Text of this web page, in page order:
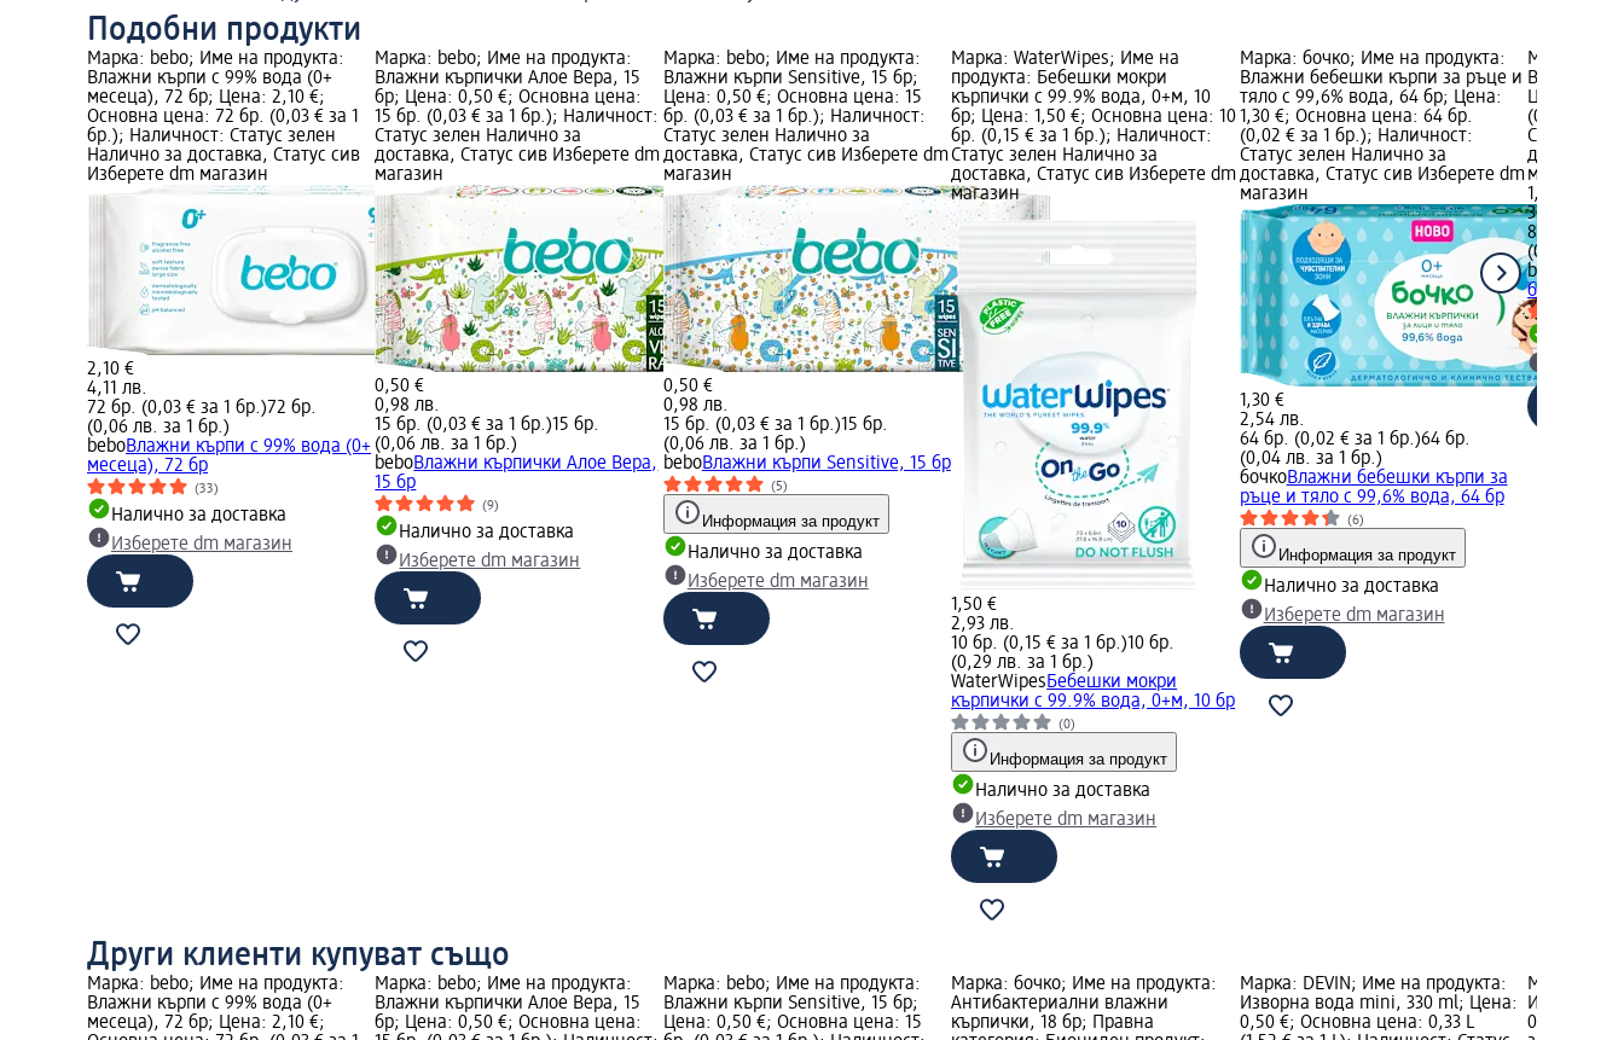
Подобни продукти
Марка: bebo; Име на продукта:
Влажни кърпи с 99% вода (0+
месеца), 72 бр; Цена: 2,10 €;
Основна цена: 72 бр. (0,03 € за 1
бр.); Наличност: Статус зелен
Налично за доставка, Статус сив
Изберете dm магазин
2,10 €
4,11 лв.
72 бр. (0,03 € за 1 бр.)72 бр.
(0,06 лв. за 1 бр.)
beboВлажни кърпи с 99% вода (0+
месеца), 72 бр
(33)
Налично за доставка
Изберете dm магазин
Марка: bebo; Име на продукта:
Влажни кърпички Алое Вера, 15
бр; Цена: 0,50 €; Основна цена:
15 бр. (0,03 € за 1 бр.); Наличност:
Статус зелен Налично за
доставка, Статус сив Изберете dm
магазин
0,50 €
0,98 лв.
15 бр. (0,03 € за 1 бр.)15 бр.
(0,06 лв. за 1 бр.)
beboВлажни кърпички Алое Вера,
15 бр
(9)
Налично за доставка
Изберете dm магазин
Марка: bebo; Име на продукта:
Влажни кърпи Sensitive, 15 бр;
Цена: 0,50 €; Основна цена: 15
бр. (0,03 € за 1 бр.); Наличност:
Статус зелен Налично за
доставка, Статус сив Изберете dm
магазин
0,50 €
0,98 лв.
15 бр. (0,03 € за 1 бр.)15 бр.
(0,06 лв. за 1 бр.)
beboВлажни кърпи Sensitive, 15 бр
(5)
Информация за продукт
Налично за доставка
Изберете dm магазин
Марка: WaterWipes; Име на
продукта: Бебешки мокри
кърпички с 99.9% вода, 0+м, 10
бр; Цена: 1,50 €; Основна цена: 10
бр. (0,15 € за 1 бр.); Наличност:
Статус зелен Налично за
доставка, Статус сив Изберете dm
магазин
1,50 €
2,93 лв.
10 бр. (0,15 € за 1 бр.)10 бр.
(0,29 лв. за 1 бр.)
WaterWipesБебешки мокри
кърпички с 99.9% вода, 0+м, 10 бр
(0)
Информация за продукт
Налично за доставка
Изберете dm магазин
Марка: бочко; Име на продукта:
Влажни бебешки кърпи за ръце и
тяло с 99,6% вода, 64 бр; Цена:
1,30 €; Основна цена: 64 бр.
(0,02 € за 1 бр.); Наличност:
Статус зелен Налично за
доставка, Статус сив Изберете dm
магазин
1,30 €
2,54 лв.
64 бр. (0,02 € за 1 бр.)64 бр.
(0,04 лв. за 1 бр.)
бочкоВлажни бебешки кърпи за
ръце и тяло с 99,6% вода, 64 бр
(6)
Информация за продукт
Налично за доставка
Изберете dm магазин
Марка:
Влажни
Цена: 1,55
(0,02 € за
Статус
доставка,
магазин
1,55 €
3,03 лв.
80 бр.
(0,04 лв.
bebo
бр
Други клиенти купуват също
Марка: bebo; Име на продукта:
Влажни кърпи с 99% вода (0+
месеца), 72 бр; Цена: 2,10 €;
Марка: bebo; Име на продукта:
Влажни кърпички Алое Вера, 15
бр; Цена: 0,50 €; Основна цена:
Марка: bebo; Име на продукта:
Влажни кърпи Sensitive, 15 бр;
Цена: 0,50 €; Основна цена: 15
Марка: бочко; Име на продукта:
Aнтибактериални влажни
кърпички, 18 бр; Правна
Марка: DEVIN; Име на продукта:
Изворна вода mini, 330 ml; Цена:
0,50 €; Основна цена: 0,33 L
Марка:
Изворна
0,55 €;